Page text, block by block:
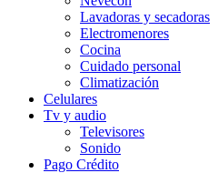
Lavadoras y secadoras
​Electromenores
Cocina
Cuidado personal
Climatización
Celulares
Tv y audio
Televisores
Sonido
Pago Crédito